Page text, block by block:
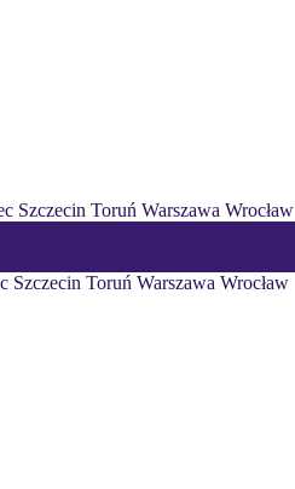
Szczecin Toruń Warszawa Wrocław
Szczecin Toruń Warszawa Wrocław